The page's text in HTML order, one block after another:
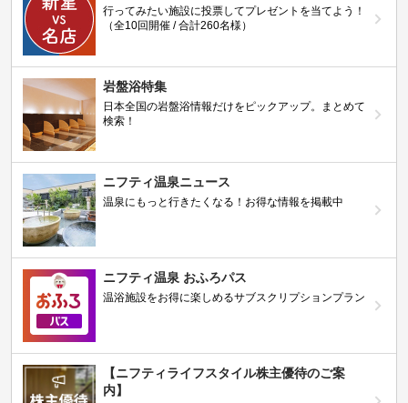
行ってみたい施設に投票してプレゼントを当てよう！
（全10回開催 / 合計260名様）
岩盤浴特集
日本全国の岩盤浴情報だけをピックアップ。まとめて
検索！
ニフティ温泉ニュース
温泉にもっと行きたくなる！お得な情報を掲載中
ニフティ温泉 おふろパス
温浴施設をお得に楽しめるサブスクリプションプラン
【ニフティライフスタイル株主優待のご案
内】